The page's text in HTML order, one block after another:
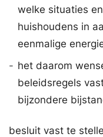
welke situaties
huishoudens in
eenmalige
- het daarom
beleidsregels
bijzondere
besluit vast te